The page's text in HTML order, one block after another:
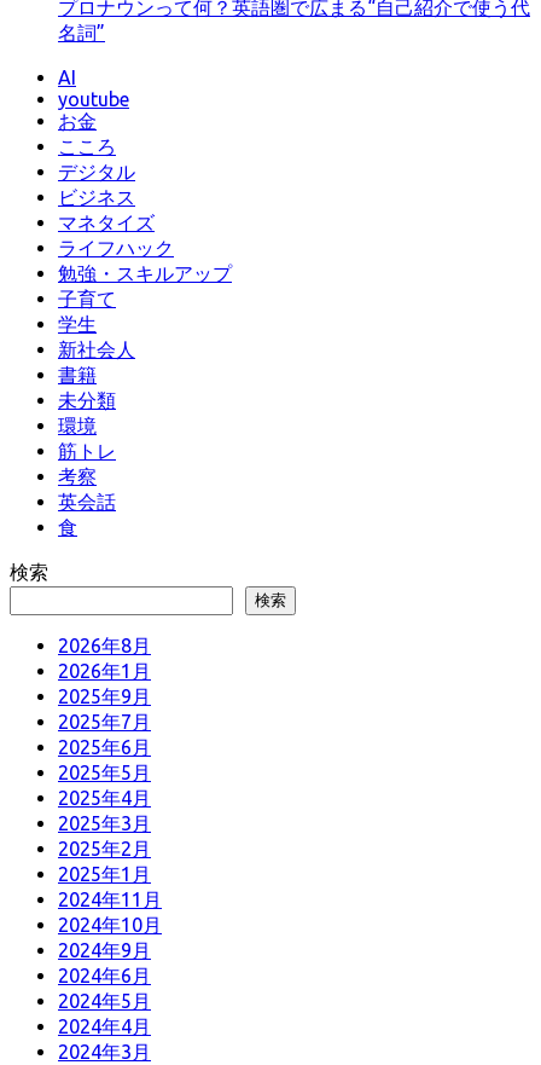
プロナウンって何？英語圏で広まる“自己紹介で使う代
名詞”
AI
youtube
お金
こころ
デジタル
ビジネス
マネタイズ
ライフハック
勉強・スキルアップ
子育て
学生
新社会人
書籍
未分類
環境
筋トレ
考察
英会話
食
検索
検索
2026年8月
2026年1月
2025年9月
2025年7月
2025年6月
2025年5月
2025年4月
2025年3月
2025年2月
2025年1月
2024年11月
2024年10月
2024年9月
2024年6月
2024年5月
2024年4月
2024年3月